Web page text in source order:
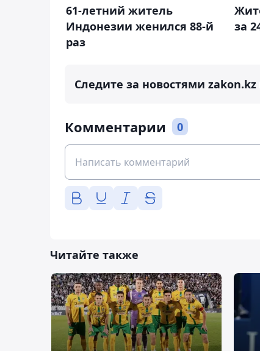
61-летний житель
Индонезии женился 88-й
раз
за
Следите за новостями zakon.kz
Комментарии 0
Читайте также